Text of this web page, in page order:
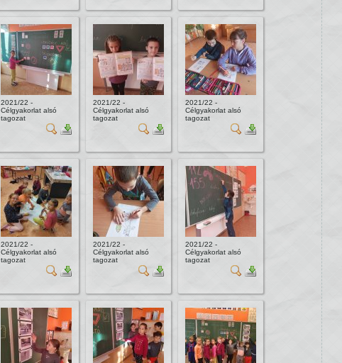
2021/22 -
Célgyakorlat alsó
tagozat
2021/22 -
Célgyakorlat alsó
tagozat
2021/22 -
Célgyakorlat alsó
tagozat
2021/22 -
Célgyakorlat alsó
tagozat
2021/22 -
Célgyakorlat alsó
tagozat
2021/22 -
Célgyakorlat alsó
tagozat